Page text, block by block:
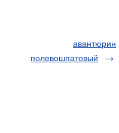
авантюрин
полевошпатовый